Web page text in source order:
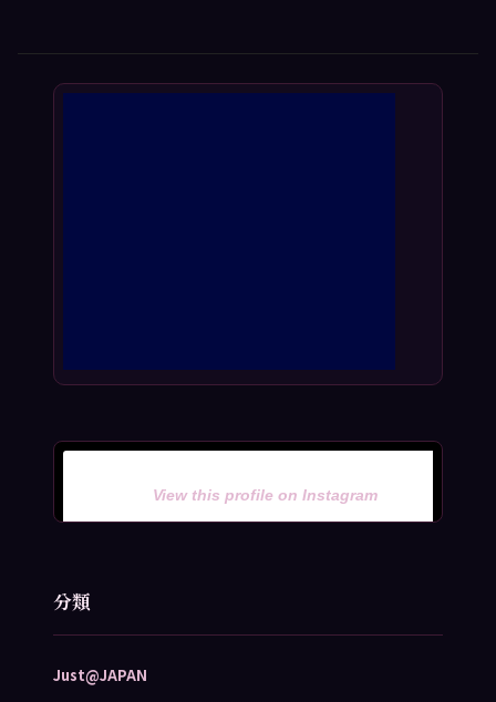
View this profile on Instagram
分類
Just@JAPAN